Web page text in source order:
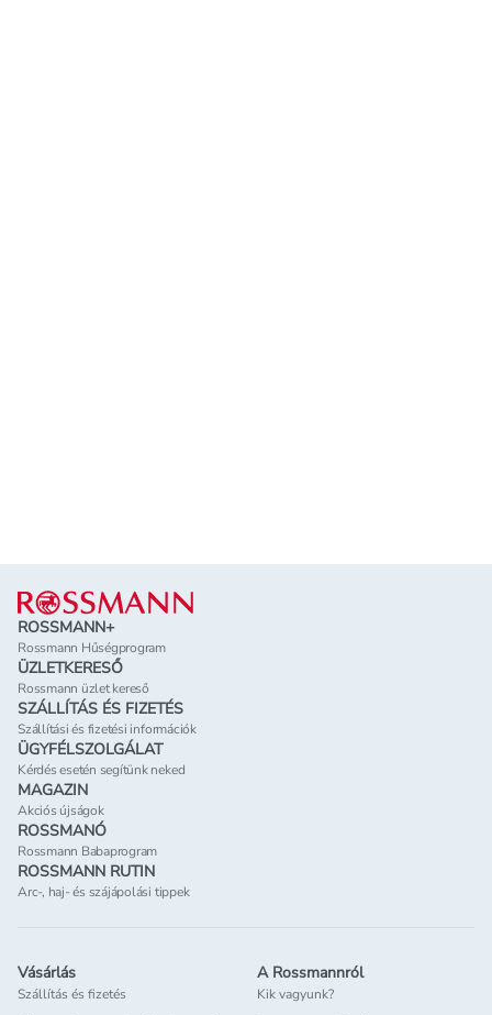
Lábléc
ROSSMANN+
Rossmann Hűségprogram
ÜZLETKERESŐ
Rossmann üzlet kereső
SZÁLLÍTÁS ÉS FIZETÉS
Szállítási és fizetési információk
ÜGYFÉLSZOLGÁLAT
Kérdés esetén segítünk neked
MAGAZIN
Akciós újságok
ROSSMANÓ
Rossmann Babaprogram
ROSSMANN RUTIN
Arc-, haj- és szájápolási tippek
Vásárlás
Szállítás és fizetés
A Rossmannról
Kik vagyunk?